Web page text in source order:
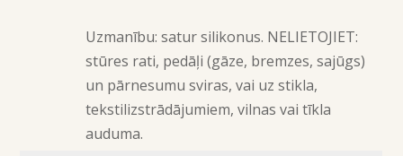
Uzmanību: satur silikonus. NELIETOJIET:
stūres rati, pedāļi (gāze, bremzes, sajūgs)
un pārnesumu sviras, vai uz stikla,
tekstilizstrādājumiem, vilnas vai tīkla
auduma.